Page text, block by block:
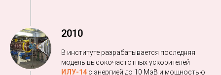
2010
В институте разрабатывается последняя
модель высокочастотных ускорителей
ИЛУ-14 с энергией до 10 МэВ и мощностью